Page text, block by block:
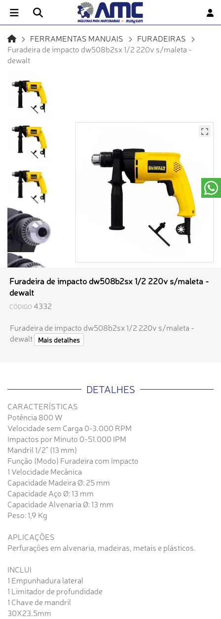
FERRAMENTAS MANUAIS
FURADEIRAS
Furadeira de impacto dw508b2sx 1/2 220v s/maleta -
dewalt
Furadeira de impacto dw508b2sx 1/2 220v s/maleta -
dewalt
CÓDIGO 4332
Furadeira de impacto dw508b2sx 1/2 220v s/maleta -
dewalt
Mais detalhes
DETALHES
CARACTERÍSTICAS
Potência 800 W
Velocidade sem Carga 0-3.000 RPM
Impactos por Minuto 0-51.000 IPM
Mandril 1/2" (13 mm)
Função (Modo) Furadeira com Impacto
1 Velocidade Mecânica
Capacidade Madeira Ø: 25 mm
Capacidade Aço Ø: 13 mm
Capacidade Alvenaria Ø: 13 mm
Peso: 1,9 Kg
APLICAÇÕES
Perfurações em alvenaria, madeiras, metais e plásticos.
INCLUI
1 Empunhadura lateral
1 Limitador de profundidade
1 Chave de mandril
30X23.5mm